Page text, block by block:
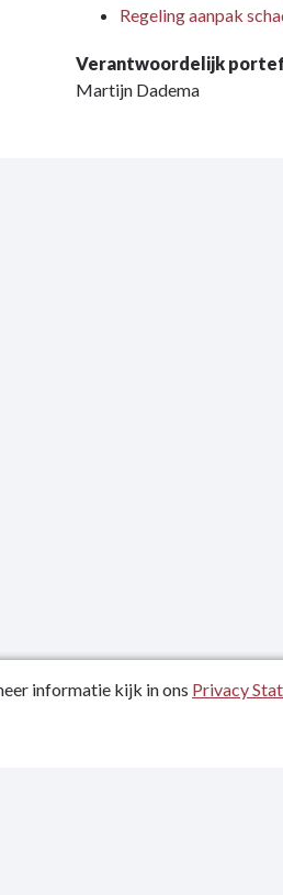
Regeling aanpak
Verantwoordelijk
Martijn Dadema
informatie kijk in ons Privacy